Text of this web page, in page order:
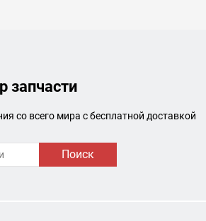
запчасти
со всего мира с бесплатной доставкой
Поиск